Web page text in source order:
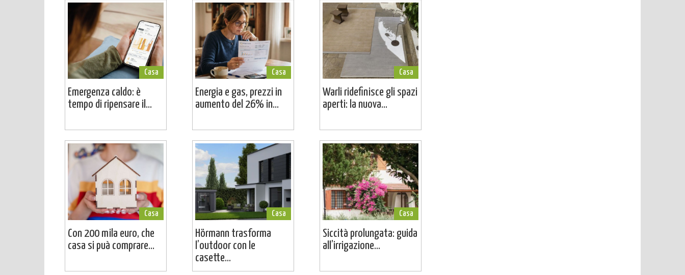
Casa
Emergenza caldo: è
tempo di ripensare il...
Casa
Energia e gas, prezzi in
aumento del 26% in...
Casa
Warli ridefinisce gli spazi
aperti: la nuova...
Casa
Con 200 mila euro, che
casa si puà comprare...
Casa
Hörmann trasforma
l’outdoor con le
casette...
Casa
Siccità prolungata: guida
all’irrigazione...